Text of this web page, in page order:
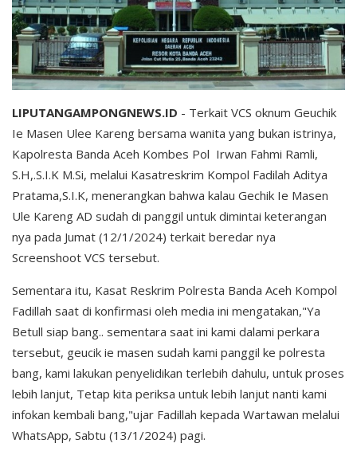
LIPUTANGAMPONGNEWS.ID - Terkait VCS oknum Geuchik
Ie Masen Ulee Kareng bersama wanita yang bukan istrinya,
Kapolresta Banda Aceh Kombes Pol Irwan Fahmi Ramli,
S.H,.S.I.K M.Si, melalui Kasatreskrim Kompol Fadilah Aditya
Pratama,S.I.K, menerangkan bahwa kalau Gechik Ie Masen
Ule Kareng AD sudah di panggil untuk dimintai keterangan
nya pada Jumat (12/1/2024) terkait beredar nya
Screenshoot VCS tersebut.
Sementara itu, Kasat Reskrim Polresta Banda Aceh Kompol
Fadillah saat di konfirmasi oleh media ini mengatakan,"Ya
Betull siap bang.. sementara saat ini kami dalami perkara
tersebut, geucik ie masen sudah kami panggil ke polresta
bang, kami lakukan penyelidikan terlebih dahulu, untuk proses
lebih lanjut, Tetap kita periksa untuk lebih lanjut nanti kami
infokan kembali bang,"ujar Fadillah kepada Wartawan melalui
WhatsApp, Sabtu (13/1/2024) pagi.